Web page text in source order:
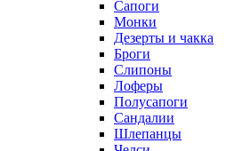
Сапоги
Монки
Дезерты и чакка
Броги
Слипоны
Лоферы
Полусапоги
Сандалии
Шлепанцы